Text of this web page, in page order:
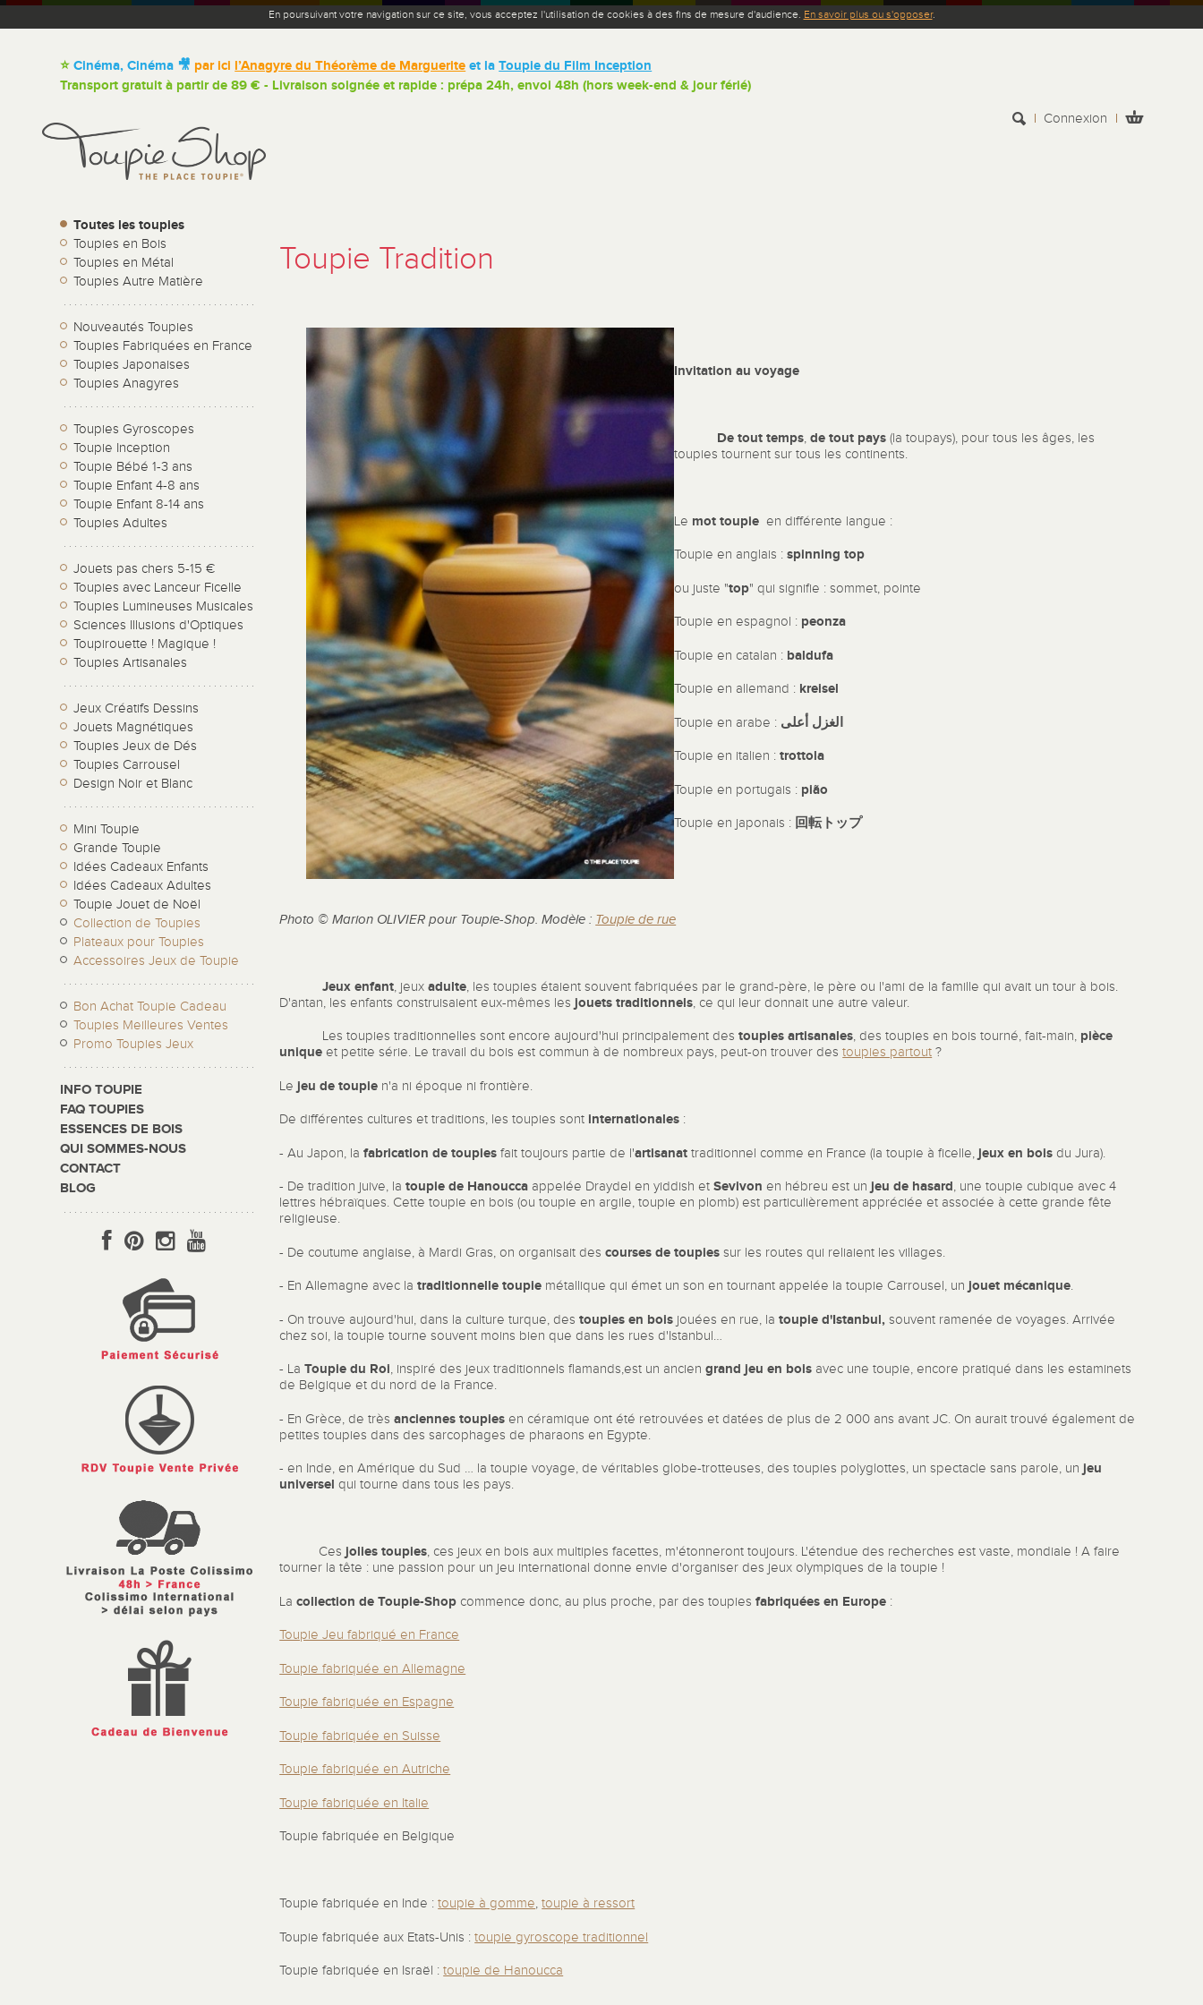
En poursuivant votre navigation sur ce site, vous acceptez l'utilisation de cookies à des fins de mesure d'audience. En savoir plus ou s'opposer.
⭐Cinéma, Cinéma 🎥 par ici l’Anagyre du Théorème de Marguerite et laToupie du Film Inception
Transport gratuit à partir de 89 € - Livraison soignée et rapide : prépa 24h, envoi 48h (hors week-end & jour férié)
Connexion
Toutes les toupies
Toupies en Bois
Toupies en Métal
Toupies Autre Matière
Nouveautés Toupies
Toupies Fabriquées en France
Toupies Japonaises
Toupies Anagyres
Toupies Gyroscopes
Toupie Inception
Toupie Bébé 1-3 ans
Toupie Enfant 4-8 ans
Toupie Enfant 8-14 ans
Toupies Adultes
Jouets pas chers 5-15 €
Toupies avec Lanceur Ficelle
Toupies Lumineuses Musicales
Sciences Illusions d'Optiques
Toupirouette ! Magique !
Toupies Artisanales
Jeux Créatifs Dessins
Jouets Magnétiques
Toupies Jeux de Dés
Toupies Carrousel
Design Noir et Blanc
Mini Toupie
Grande Toupie
Idées Cadeaux Enfants
Idées Cadeaux Adultes
Toupie Jouet de Noël
Collection de Toupies
Plateaux pour Toupies
Accessoires Jeux de Toupie
Bon Achat Toupie Cadeau
Toupies Meilleures Ventes
Promo Toupies Jeux
INFO TOUPIE
FAQ TOUPIES
ESSENCES DE BOIS
QUI SOMMES-NOUS
CONTACT
BLOG
Toupie Tradition
Invitation au voyage
De tout temps,de tout pays (la toupays), pour tous les âges, les
toupies tournent sur tous les continents.
Le mot toupie en différente langue :
Toupie en anglais :spinning top
ou juste "top" qui signifie : sommet, pointe
Toupie en espagnol : peonza
Toupie en catalan : baldufa
Toupie en allemand : kreisel
Toupie en arabe : الغزل أعلى
Toupie en italien :trottola
Toupie en portugais : pião
Toupie en japonais : 回転トップ
Photo © Marion OLIVIER pour Toupie-Shop. Modèle : Toupie de rue
Jeux enfant, jeuxadulte, les toupies étaient souvent fabriquées par le grand-père, le père ou l'ami de la famille qui avait un tour à bois.
D'antan, les enfants construisaient eux-mêmes les jouets traditionnels, ce qui leur donnait une autre valeur.
Les toupies traditionnelles sont encore aujourd'hui principalement destoupies artisanales, des toupies en bois tourné, fait-main, pièce
unique et petite série. Le travail du bois est commun à de nombreux pays, peut-on trouver destoupies partout ?
Le jeu de toupie n'a ni époque ni frontière.
De différentes cultures et traditions, les toupies sont internationales :
- Au Japon, lafabrication de toupies fait toujours partie de l'artisanat traditionnel comme en France (la toupie à ficelle, jeux en bois du Jura).
- De tradition juive, latoupie de Hanoucca appelée Draydel en yiddish etSevivon en hébreu est un jeu de hasard, une toupie cubique avec 4
lettres hébraïques. Cette toupie en bois (ou toupie en argile, toupie en plomb) est particulièrement appréciée et associée à cette grande fête
religieuse.
- De coutume anglaise, à Mardi Gras, on organisait descourses de toupies sur les routes qui reliaient les villages.
- En Allemagne avec latraditionnelle toupie métallique qui émet un son en tournant appelée la toupie Carrousel, un jouet mécanique.
- On trouve aujourd'hui, dans la culture turque, destoupies en bois jouées en rue, latoupie d'Istanbul,souvent ramenée de voyages. Arrivée
chez soi, la toupie tourne souvent moins bien que dans les rues d'Istanbul…
- La Toupie du Roi, inspiré des jeux traditionnels flamands,est un ancien grand jeu en bois avec une toupie, encore pratiqué dans les estaminets
de Belgique et du nord de la France.
- En Grèce, de trèsanciennes toupies en céramique ont été retrouvées et datées de plus de 2 000 ans avant JC. On aurait trouvé également de
petites toupies dans des sarcophages de pharaons en Egypte.
- en Inde, en Amérique du Sud … la toupie voyage, de véritables globe-trotteuses, des toupies polyglottes, un spectacle sans parole, un jeu
universel qui tourne dans tous les pays.
Ces jolies toupies, ces jeux en bois aux multiples facettes, m'étonneront toujours. L'étendue des recherches est vaste, mondiale ! A faire
tourner la tête : une passion pour un jeu international donne envie d'organiser des jeux olympiques de la toupie !
Lacollection de Toupie-Shop commence donc, au plus proche, par des toupiesfabriquées en Europe :
Toupie Jeu fabriqué en France
Toupie fabriquée en Allemagne
Toupie fabriquée en Espagne
Toupie fabriquée en Suisse
Toupie fabriquée en Autriche
Toupie fabriquée en Italie
Toupie fabriquée en Belgique
Toupie fabriquée en Inde :toupie à gomme,toupie à ressort
Toupie fabriquée aux Etats-Unis :toupie gyroscope traditionnel
Toupie fabriquée en Israël :toupie de Hanoucca